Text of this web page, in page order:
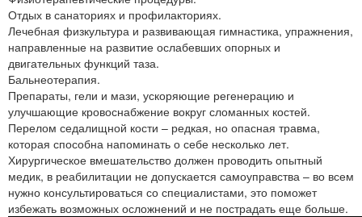
Отдых в санаториях и профилакториях.
Лечебная физкультура и развивающая гимнастика, упражнения,
направленные на развитие ослабевших опорных и
двигательных функций таза.
Бальнеотерапия.
Препараты, гели и мази, ускоряющие регенерацию и
улучшающие кровоснабжение вокруг сломанных костей.
Перелом седалищной кости – редкая, но опасная травма,
которая способна напоминать о себе несколько лет.
Хирургическое вмешательство должен проводить опытный
медик, в реабилитации не допускается самоуправства – во всем
нужно консультироваться со специалистами, это поможет
избежать возможных осложнений и не пострадать еще больше.